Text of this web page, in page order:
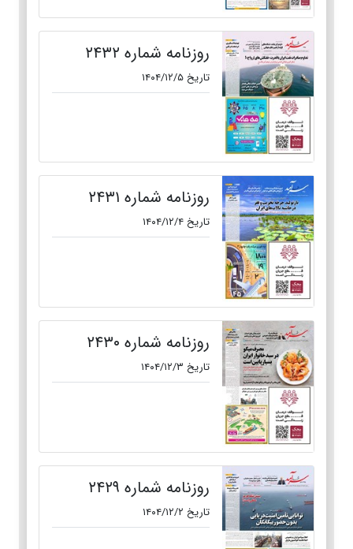
روزنامه شماره ۲۴۳۲
تاریخ ۱۴۰۴/۱۲/۵
روزنامه شماره ۲۴۳۱
تاریخ ۱۴۰۴/۱۲/۴
روزنامه شماره ۲۴۳۰
تاریخ ۱۴۰۴/۱۲/۳
روزنامه شماره ۲۴۲۹
تاریخ ۱۴۰۴/۱۲/۲